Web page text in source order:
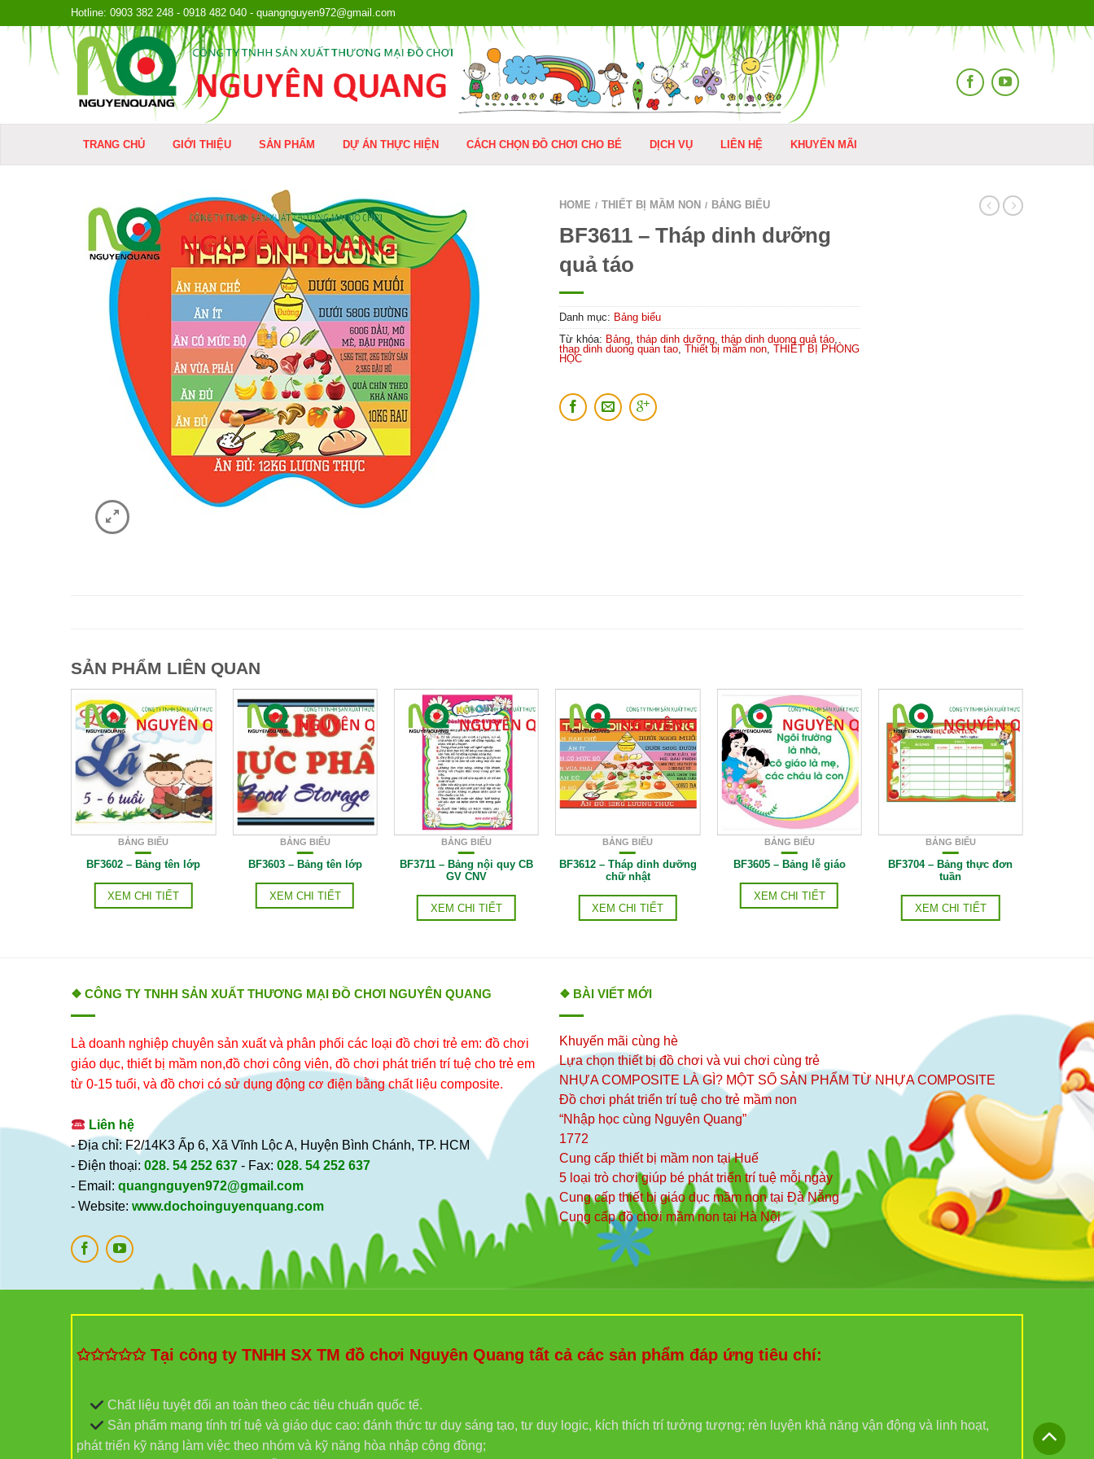
Hotline: 0903 382 248 - 0918 482 040 - quangnguyen972@gmail.com
TRANG CHỦ GIỚI THIỆU SẢN PHẨM DỰ ÁN THỰC HIỆN CÁCH CHỌN ĐỒ CHƠI CHO BÉ DỊCH VỤ LIÊN HỆ KHUYẾN MÃI
HOME / THIẾT BỊ MẦM NON / BẢNG BIỂU
BF3611 – Tháp dinh dưỡng
quả táo
Danh mục: Bảng biểu
Từ khóa: Bảng tháp dinh dưỡng tháp dinh duong quả táo
thap dinh duong quan tao Thiết bị mầm non THIẾT BỊ PHÒNG
HỌC
SẢN PHẨM LIÊN QUAN
BẢNG BIỂU
BF3602 – Bảng tên lớp
XEM CHI TIẾT
BẢNG BIỂU
BF3603 – Bảng tên lớp
XEM CHI TIẾT
BẢNG BIỂU
BF3711 – Bảng nội quy CB
GV CNV
XEM CHI TIẾT
BẢNG BIỂU
BF3612 – Tháp dinh dưỡng
chữ nhật
XEM CHI TIẾT
BẢNG BIỂU
BF3605 – Bảng lễ giáo
XEM CHI TIẾT
BẢNG BIỂU
BF3704 – Bảng thực đơn
tuần
XEM CHI TIẾT
❖ CÔNG TY TNHH SẢN XUẤT THƯƠNG MẠI ĐỒ CHƠI NGUYÊN QUANG
Là doanh nghiệp chuyên sản xuất và phân phối các loại đồ chơi trẻ em: đồ chơi
giáo dục, thiết bị mầm non,đồ chơi công viên, đồ chơi phát triển trí tuệ cho trẻ em
từ 0-15 tuổi, và đồ chơi có sử dụng động cơ điện bằng chất liệu composite.
Liên hệ
- Địa chỉ: F2/14K3 Ấp 6, Xã Vĩnh Lộc A, Huyện Bình Chánh, TP. HCM
- Điện thoại: 028. 54 252 637 - Fax: 028. 54 252 637
- Email: quangnguyen972@gmail.com
- Website: www.dochoinguyenquang.com
❖ BÀI VIẾT MỚI
Khuyến mãi cùng hè
Lựa chọn thiết bị đồ chơi và vui chơi cùng trẻ
NHỰA COMPOSITE LÀ GÌ? MỘT SỐ SẢN PHẨM TỪ NHỰA COMPOSITE
Đồ chơi phát triển trí tuệ cho trẻ mầm non
“Nhập học cùng Nguyên Quang”
1772
Cung cấp thiết bị mầm non tại Huế
5 loại trò chơi giúp bé phát triển trí tuệ mỗi ngày
Cung cấp thiết bị giáo dục mầm non tại Đà Nẵng
Cung cấp đồ chơi mầm non tại Hà Nội
✩✩✩✩✩ Tại công ty TNHH SX TM đồ chơi Nguyên Quang tất cả các sản phẩm đáp ứng tiêu chí:
Chất liệu tuyệt đối an toàn theo các tiêu chuẩn quốc tế.
Sản phẩm mang tính trí tuệ và giáo dục cao: đánh thức tư duy sáng tạo, tư duy logic, kích thích trí tưởng tượng; rèn luyện khả năng vận động và linh hoạt,
phát triển kỹ năng làm việc theo nhóm và kỹ năng hòa nhập cộng đồng;